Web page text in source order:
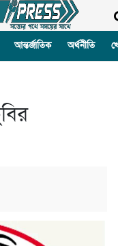
আন্তর্জাতিক অর্থনীতি